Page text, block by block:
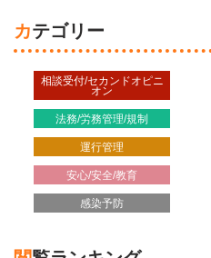
カテゴリー
相談受付/セカンドオピニ
オン
法務/労務管理/規制
運行管理
安心/安全/教育
感染予防